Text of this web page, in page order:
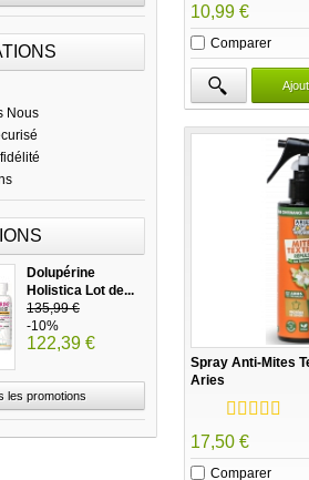
Nous
Dolupérine
Holistica Lot de...
135,99 €
-10%
122,39 €
les promotions
10,99 €
Comparer
Spray Anti-Mites
Aries
17,50 €
Comparer